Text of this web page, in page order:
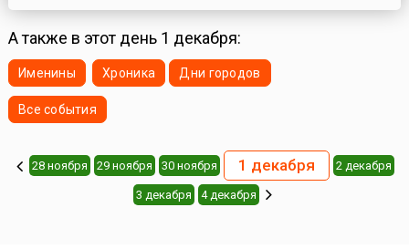
понимаемая как освобожден...
А также в этот день 1 декабря:
Именины Хроника Дни городов
Все события
28 ноября 29 ноября 30 ноября 1 декабря 2 декабря
3 декабря 4 декабря